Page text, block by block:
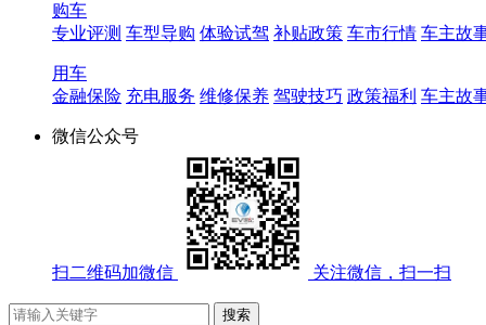
购车
专业评测 车型导购 体验试驾 补贴政策 车市行情 车主故
用车
金融保险 充电服务 维修保养 驾驶技巧 政策福利 车主故
微信公众号
扫二维码加微信 关注微信，扫一扫